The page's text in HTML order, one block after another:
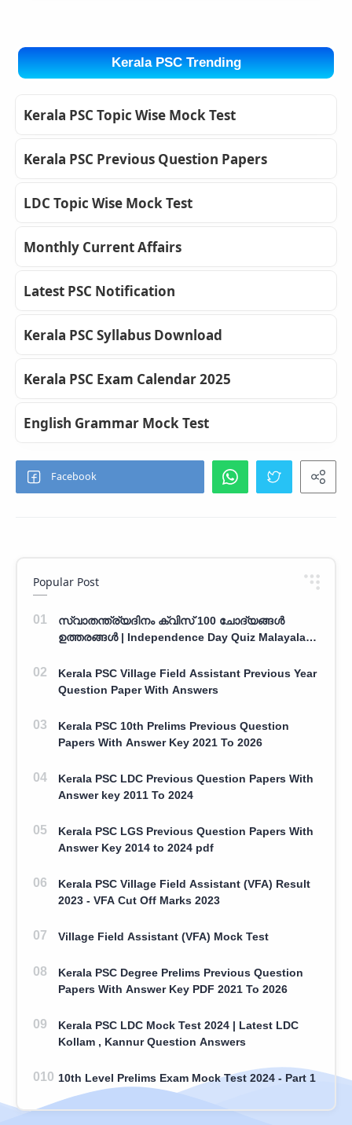
Kerala PSC Trending
Kerala PSC Topic Wise Mock Test
Kerala PSC Previous Question Papers
LDC Topic Wise Mock Test
Monthly Current Affairs
Latest PSC Notification
Kerala PSC Syllabus Download
Kerala PSC Exam Calendar 2025
English Grammar Mock Test
Popular Post
സ്വാതന്ത്ര്യദിനം ക്വിസ് 100 ചോദ്യങ്ങൾ
ഉത്തരങ്ങൾ | Independence Day Quiz Malayalam
Kerala PSC Village Field Assistant Previous Year
Question Paper With Answers
Kerala PSC 10th Prelims Previous Question
Papers With Answer Key 2021 To 2026
Kerala PSC LDC Previous Question Papers With
Answer key 2011 To 2024
Kerala PSC LGS Previous Question Papers With
Answer Key 2014 to 2024 pdf
Kerala PSC Village Field Assistant (VFA) Result
2023 - VFA Cut Off Marks 2023
Village Field Assistant (VFA) Mock Test
Kerala PSC Degree Prelims Previous Question
Papers With Answer Key PDF 2021 To 2026
Kerala PSC LDC Mock Test 2024 | Latest LDC
Kollam , Kannur Question Answers
10th Level Prelims Exam Mock Test 2024 - Part 1